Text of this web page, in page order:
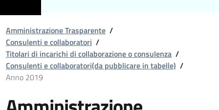
Amministrazione Trasparente /
Consulenti e collaboratori /
Titolari di incarichi di collaborazione o consulenza /
Consulenti e collaboratori(da pubblicare in tabelle) /
Anno 2019